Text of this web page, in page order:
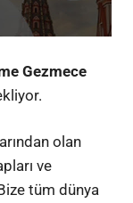
Gezmece
olan
ve
tüm dünya